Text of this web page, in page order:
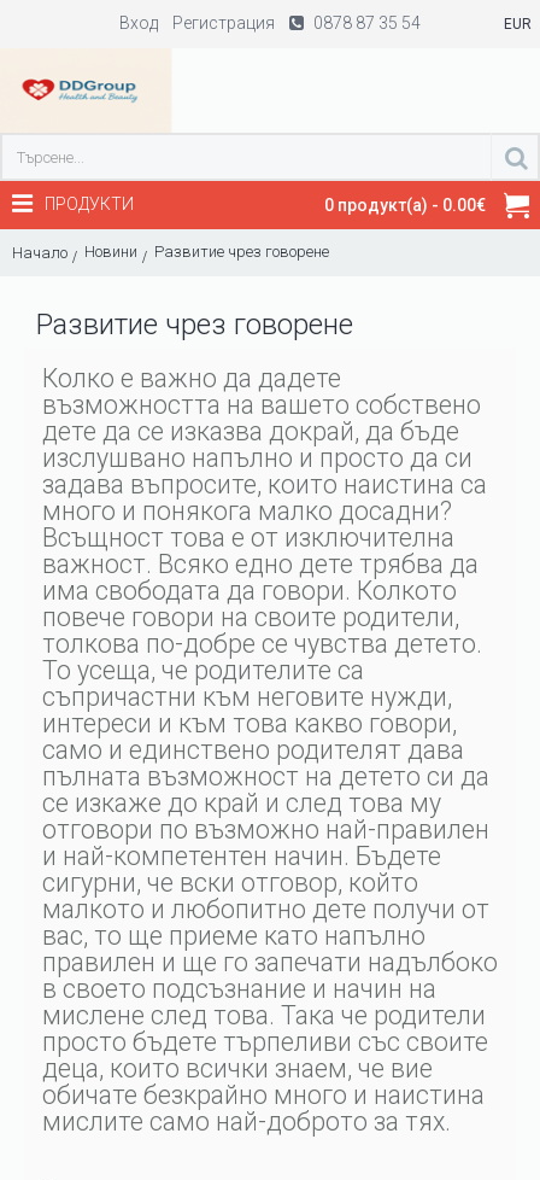
Вход Регистрация 0878 87 35 54 EUR
0 продукт(а) - 0.00€
ПРОДУКТИ
Начало Новини Развитие чрез говорене
Развитие чрез говорене
Колко е важно да дадете
възможността на вашето собствено
дете да се изказва докрай, да бъде
изслушвано напълно и просто да си
задава въпросите, които наистина са
много и понякога малко досадни?
Всъщност това е от изключителна
важност. Всяко едно дете трябва да
има свободата да говори. Колкото
повече говори на своите родители,
толкова по-добре се чувства детето.
То усеща, че родителите са
съпричастни към неговите нужди,
интереси и към това какво говори,
само и единствено родителят дава
пълната възможност на детето си да
се изкаже до край и след това му
отговори по възможно най-правилен
и най-компетентен начин. Бъдете
сигурни, че вски отговор, който
малкото и любопитно дете получи от
вас, то ще приеме като напълно
правилен и ще го запечати надълбоко
в своето подсъзнание и начин на
мислене след това. Така че родители
просто бъдете търпеливи със своите
деца, които всички знаем, че вие
обичате безкрайно много и наистина
мислите само най-доброто за тях.